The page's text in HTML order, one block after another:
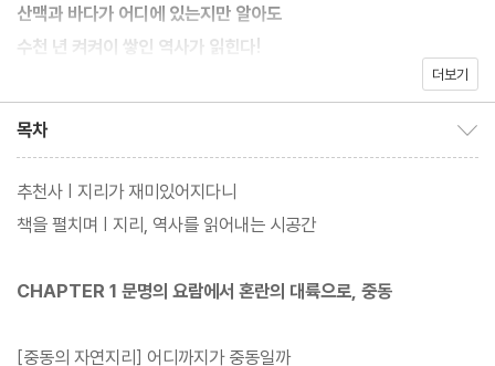
산맥과 바다가 어디에 있는지만 알아도
수천 년 켜켜이 쌓인 역사가 읽힌다!
선생의 역사공장] 속 강의들이 책으로 재탄생했다. 지금까지 연대표
만 훑으며 달달 암기하는 것만이 역사 공부라고 생각했다면, 지금 당
장 이 책을 펼치자. 더 이상 지도와 지리는 단순히 땅의 모습만을 의
다. 지리가 세상을 관통하는 하나의 법칙이 된 시대, ‘진짜’ 역사를
알아야 한다.
더보기
목차
추천사 | 지리가 재미있어지다니
책을 펼치며 | 지리, 역사를 읽어내는 시공간
CHAPTER 1 문명의 요람에서 혼란의 대륙으로, 중동
[중동의 자연지리] 어디까지가 중동일까